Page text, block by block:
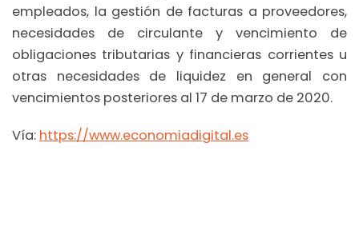
empleados, la gestión de facturas a proveedores,
necesidades de circulante y vencimiento de
obligaciones tributarias y financieras corrientes u
otras necesidades de liquidez en general con
vencimientos posteriores al 17 de marzo de 2020.
Vía: https://www.economiadigital.es